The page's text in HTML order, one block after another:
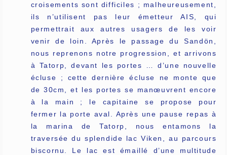
croisements sont difficiles ; malheureusement,
ils n’utilisent pas leur émetteur AIS, qui
permettrait aux autres usagers de les voir
venir de loin. Après le passage du Sandön,
nous reprenons notre progression, et arrivons
à Tatorp, devant les portes … d’une nouvelle
écluse ; cette dernière écluse ne monte que
de 30cm, et les portes se manœuvrent encore
à la main ; le capitaine se propose pour
fermer la porte aval. Après une pause repas à
la marina de Tatorp, nous entamons la
traversée du splendide lac Viken, au parcours
biscornu. Le lac est émaillé d’une multitude